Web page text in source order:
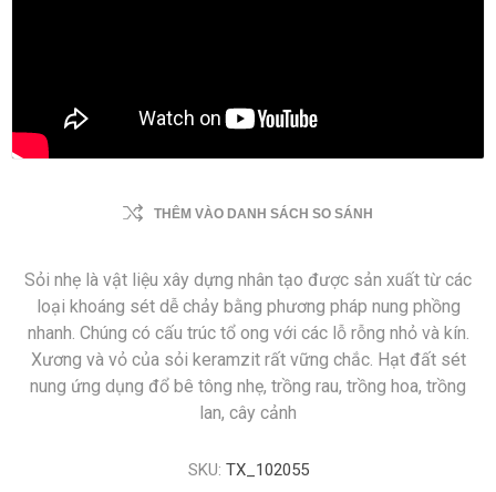
THÊM VÀO DANH SÁCH SO SÁNH
Sỏi nhẹ là vật liệu xây dựng nhân tạo được sản xuất từ các
loại khoáng sét dễ chảy bằng phương pháp nung phồng
nhanh. Chúng có cấu trúc tổ ong với các lỗ rỗng nhỏ và kín.
Xương và vỏ của sỏi keramzit rất vững chắc. Hạt đất sét
nung ứng dụng đổ bê tông nhẹ, trồng rau, trồng hoa, trồng
lan, cây cảnh
SKU: TX_102055